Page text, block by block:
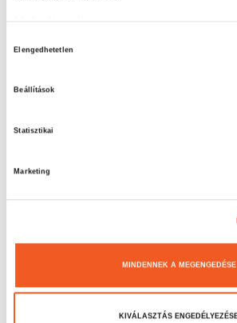
Elengedhetetlen
Beállítások
Statisztikai
Marketing
MINDENNEK A MEGENGEDÉSE
KIVÁLASZTÁS
időpontja, hiba leírása, vásárló által
A bejelentéssel kapcsolatban a
bejelentést, igényt indokoltnak tekintette.
székhelye szerint illetékes, Budapesti
bekelteto.testulet@bkik.hu
telefon: +36-1/488-2131
fax: + 36-1/488-2186